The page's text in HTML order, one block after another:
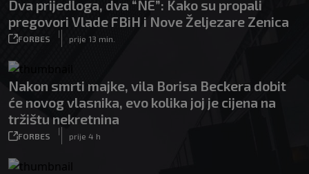
Dva prijedloga, dva “NE”: Kako su propali
pregovori Vlade FBiH i Nove Željezare Zenica
FORBES
|
prije 13 min.
Nakon smrti majke, vila Borisa Beckera dobit
će novog vlasnika, evo kolika joj je cijena na
tržištu nekretnina
FORBES
|
prije 4 h